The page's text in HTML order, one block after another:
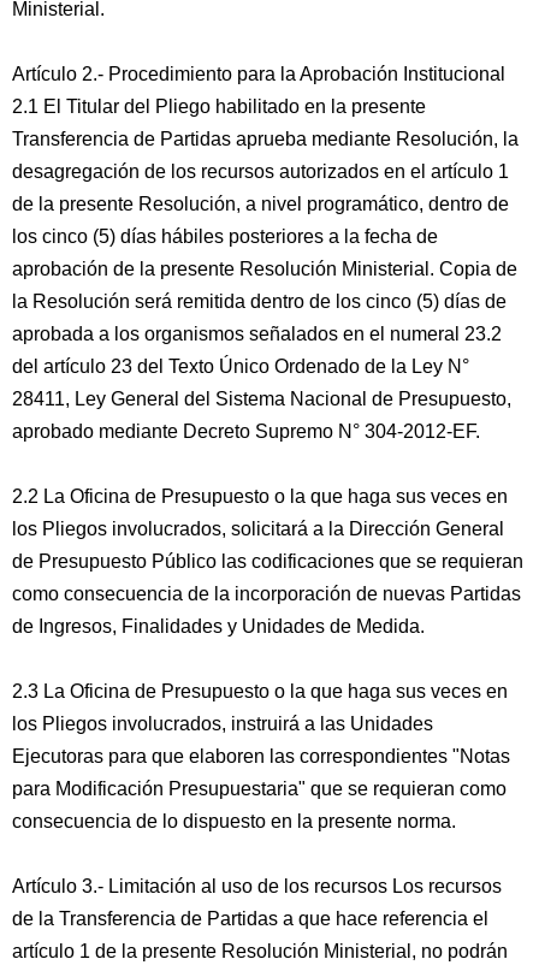
Ministerial.
Artículo 2.- Procedimiento para la Aprobación Institucional
2.1 El Titular del Pliego habilitado en la presente
Transferencia de Partidas aprueba mediante Resolución, la
desagregación de los recursos autorizados en el artículo 1
de la presente Resolución, a nivel programático, dentro de
los cinco (5) días hábiles posteriores a la fecha de
aprobación de la presente Resolución Ministerial. Copia de
la Resolución será remitida dentro de los cinco (5) días de
aprobada a los organismos señalados en el numeral 23.2
del artículo 23 del Texto Único Ordenado de la Ley N°
28411, Ley General del Sistema Nacional de Presupuesto,
aprobado mediante Decreto Supremo N° 304-2012-EF.
2.2 La Oficina de Presupuesto o la que haga sus veces en
los Pliegos involucrados, solicitará a la Dirección General
de Presupuesto Público las codificaciones que se requieran
como consecuencia de la incorporación de nuevas Partidas
de Ingresos, Finalidades y Unidades de Medida.
2.3 La Oficina de Presupuesto o la que haga sus veces en
los Pliegos involucrados, instruirá a las Unidades
Ejecutoras para que elaboren las correspondientes "Notas
para Modificación Presupuestaria" que se requieran como
consecuencia de lo dispuesto en la presente norma.
Artículo 3.- Limitación al uso de los recursos Los recursos
de la Transferencia de Partidas a que hace referencia el
artículo 1 de la presente Resolución Ministerial, no podrán